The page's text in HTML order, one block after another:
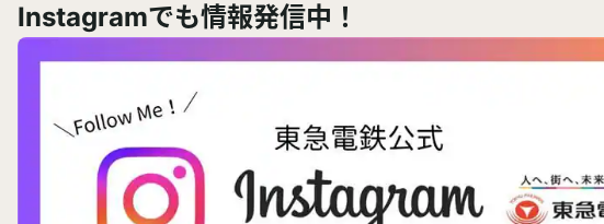
Instagramでも情報発信中！